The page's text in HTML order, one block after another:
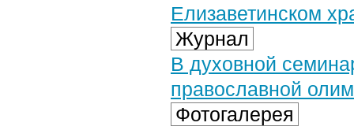
Елизаветинском
Журнал
В духовной
православной
Фотогалерея